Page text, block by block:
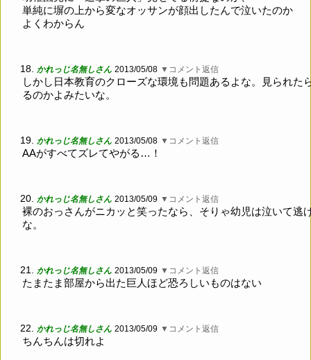
単純に塀の上から変なオッサンが顔出したんで泣いたのか
よくわからん
18. かれっじ名無しさん 2013/05/08 ▼コメント返信
しかし日本教育のクローズな環境も問題あるよな。見られた
るのかよみたいな。
19. かれっじ名無しさん 2013/05/08 ▼コメント返信
AAがすべてズレてやがる…！
20. かれっじ名無しさん 2013/05/09 ▼コメント返信
裸のおっさんがニカッと笑ったなら、そりゃ幼児は泣いて逃
な。
21. かれっじ名無しさん 2013/05/09 ▼コメント返信
たまたま部屋から出た巨人ほど恐ろしいものはない
22. かれっじ名無しさん 2013/05/09 ▼コメント返信
ちんちんは切れよ